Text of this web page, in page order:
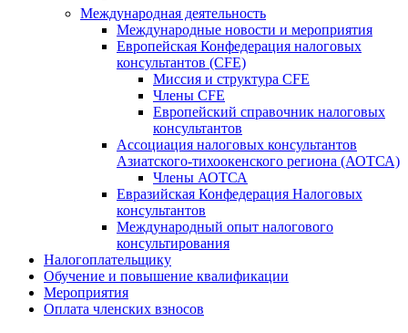
Международная деятельность
Международные новости и мероприятия
Европейская Конфедерация налоговых
консультантов (CFE)
Миссия и структура CFE
Члены CFE
Европейский справочник налоговых
консультантов
Ассоциация налоговых консультантов
Азиатского-тихоокенского региона (АОТСА)
Члены АОТСА
Евразийская Конфедерация Налоговых
консультантов
Международный опыт налогового
консультирования
Налогоплательщику
Обучение и повышение квалификации
Мероприятия
Оплата членских взносов